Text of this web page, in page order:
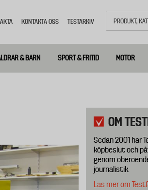
KONTAKTA OSS TESTARKIV
& BARN SPORT & FRITID MOTOR
OM
Sedan 2001 har
köpbeslut och
genom
journalistik.
Läs mer om